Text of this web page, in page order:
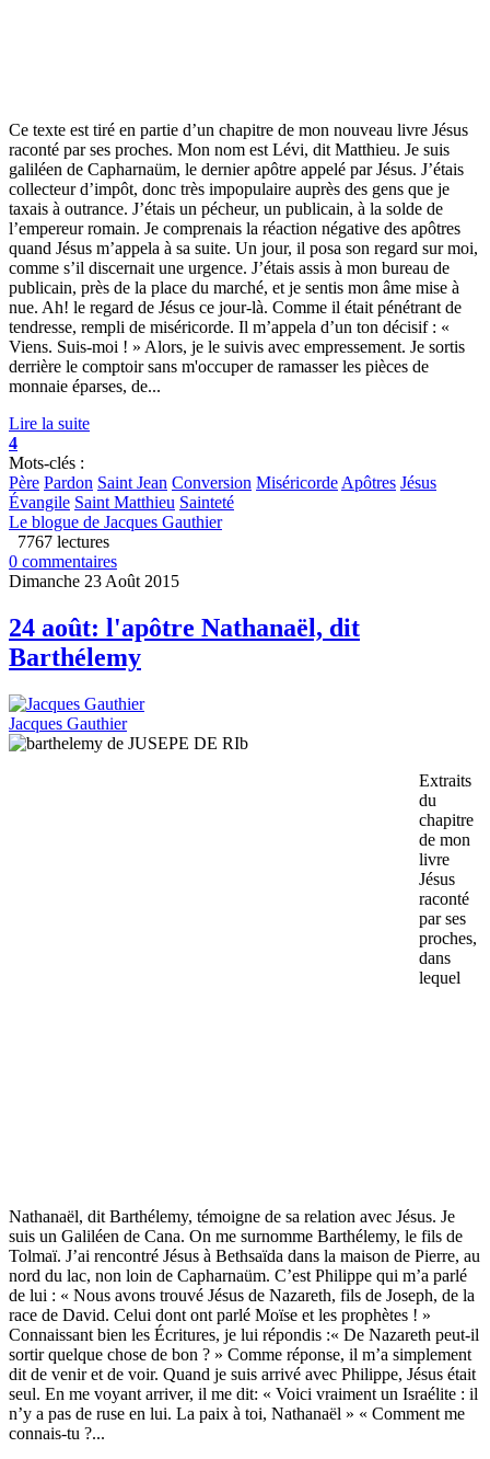
Ce texte est tiré en partie d’un chapitre de mon nouveau livre Jésus
raconté par ses proches. Mon nom est Lévi, dit Matthieu. Je suis
galiléen de Capharnaüm, le dernier apôtre appelé par Jésus. J’étais
collecteur d’impôt, donc très impopulaire auprès des gens que je
taxais à outrance. J’étais un pécheur, un publicain, à la solde de
l’empereur romain. Je comprenais la réaction négative des apôtres
quand Jésus m’appela à sa suite. Un jour, il posa son regard sur moi,
comme s’il discernait une urgence. J’étais assis à mon bureau de
publicain, près de la place du marché, et je sentis mon âme mise à
nue. Ah! le regard de Jésus ce jour-là. Comme il était pénétrant de
tendresse, rempli de miséricorde. Il m’appela d’un ton décisif : «
Viens. Suis-moi ! » Alors, je le suivis avec empressement. Je sortis
derrière le comptoir sans m'occuper de ramasser les pièces de
monnaie éparses, de...
Lire la suite
4
Mots-clés :
Père Pardon Saint Jean Conversion Miséricorde Apôtres Jésus
Évangile Saint Matthieu Sainteté
Le blogue de Jacques Gauthier
7767 lectures
0 commentaires
Dimanche 23 Août 2015
24 août: l'apôtre Nathanaël, dit
Barthélemy
Jacques Gauthier
Extraits
du
chapitre
de mon
livre
Jésus
raconté
par ses
proches,
dans
lequel
Nathanaël, dit Barthélemy, témoigne de sa relation avec Jésus. Je
suis un Galiléen de Cana. On me surnomme Barthélemy, le fils de
Tolmaï. J’ai rencontré Jésus à Bethsaïda dans la maison de Pierre, au
nord du lac, non loin de Capharnaüm. C’est Philippe qui m’a parlé
de lui : « Nous avons trouvé Jésus de Nazareth, fils de Joseph, de la
race de David. Celui dont ont parlé Moïse et les prophètes ! »
Connaissant bien les Écritures, je lui répondis :« De Nazareth peut-il
sortir quelque chose de bon ? » Comme réponse, il m’a simplement
dit de venir et de voir. Quand je suis arrivé avec Philippe, Jésus était
seul. En me voyant arriver, il me dit: « Voici vraiment un Israélite : il
n’y a pas de ruse en lui. La paix à toi, Nathanaël » « Comment me
connais-tu ?...